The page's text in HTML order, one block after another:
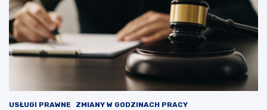
USŁUGI PRAWNE ZMIANY W GODZINACH PRACY